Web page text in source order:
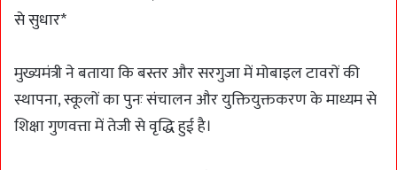
से सुधार*
मुख्यमंत्री ने बताया कि बस्तर और सरगुजा में मोबाइल टावरों की
स्थापना, स्कूलों का पुनः संचालन और युक्तियुक्तकरण के माध्यम से
शिक्षा गुणवत्ता में तेजी से वृद्धि हुई है।